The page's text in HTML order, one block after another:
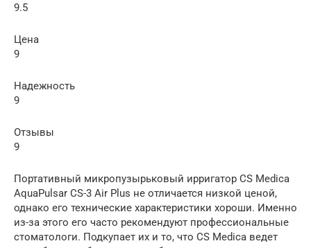
9.5
Цена
9
Надежность
9
Отзывы
9
Портативный микропузырьковый ирригатор CS Medica
АquaPulsar CS-3 Air Plus не отличается низкой ценой,
однако его технические характеристики хороши. Именно
из-за этого его часто рекомендуют профессиональные
стоматологи. Подкупает их и то, что CS Medica ведет